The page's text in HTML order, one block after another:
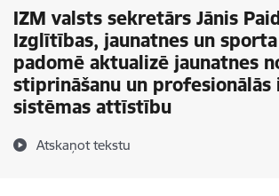
IZM valsts sekretārs Jānis
Izglītības, jaunatnes un
padomē aktualizē jaunatnes
stiprināšanu un
sistēmas attīstību
Atskaņot tekstu